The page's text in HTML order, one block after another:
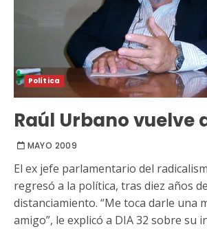
Política
Raúl Urbano vuelve
MAYO 2009
El ex jefe parlamentario del
regresó a la política, tras diez años de
distanciamiento. “Me toca darle una
amigo”, le explicó a DIA 32 sobre su